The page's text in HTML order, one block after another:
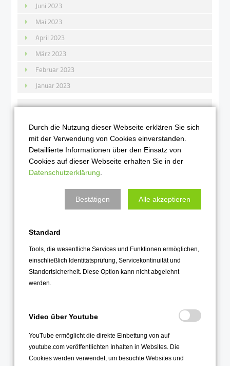
Juni 2023
Mai 2023
April 2023
März 2023
Februar 2023
Januar 2023
2022
Dezember 2022
Oktober 2022
September 2022
April 2022
März 2022
Februar 2022
Dezember 2021
November 2021
Durch die Nutzung dieser Webseite erklären Sie sich
mit der Verwendung von Cookies einverstanden.
Detaillierte Informationen über den Einsatz von
Cookies auf dieser Webseite erhalten Sie in der
Datenschutzerklärung
Bestätigen Alle akzeptieren
Standard
Tools, die wesentliche Services und Funktionen ermöglichen,
einschließlich Identitätsprüfung, Servicekontinuität und
Standortsicherheit. Diese Option kann nicht abgelehnt
werden.
Video über Youtube
YouTube ermöglicht die direkte Einbettung von auf
youtube.com veröffentlichten Inhalten in Websites. Die
Cookies werden verwendet, um besuchte Websites und